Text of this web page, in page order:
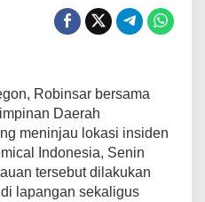
Robinsar bersama
Daerah
meninjau lokasi insiden
Indonesia, Senin
tersebut dilakukan
lapangan sekaligus